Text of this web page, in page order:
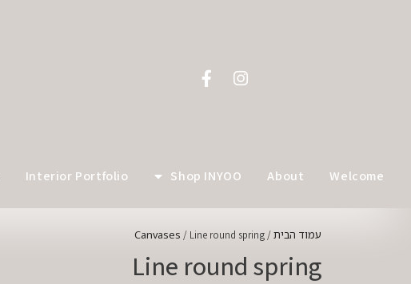
Welcome
About
Shop INYOO
Interior Portfolio
עמוד הבית/
Canvases / Line round spring
Line round spring